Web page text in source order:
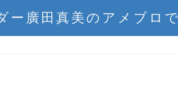
ー廣田真美のアメブロ